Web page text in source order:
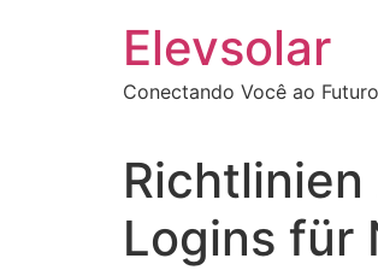
Elevsolar
Conectando Você ao Futuro
Logins für